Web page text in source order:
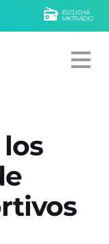
ESCUCHÁ
MKTRADIO